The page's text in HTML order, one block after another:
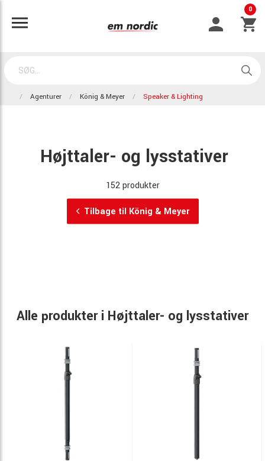
0
Agenturer König & Meyer Speaker & Lighting
Højttaler- og lysstativer
152 produkter
Tilbage til König & Meyer
Alle produkter i Højttaler- og lysstativer